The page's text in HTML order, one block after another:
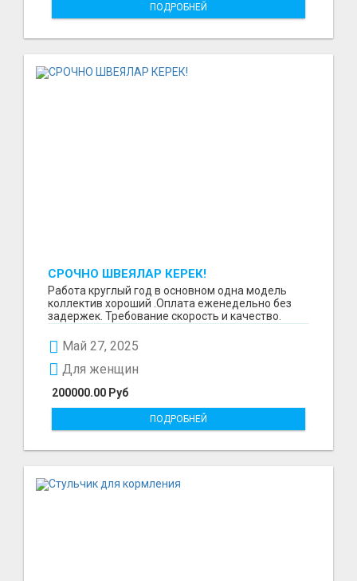
ПОДРОБНЕЙ
СРОЧНО ШВЕЯЛАР КЕРЕК!
Работа круглый год в основном одна модель
коллектив хороший .Оплата еженедельно без
задержек. Требование скорость и качество.
Май 27, 2025
200000.00 Руб
Для женщин
ПОДРОБНЕЙ